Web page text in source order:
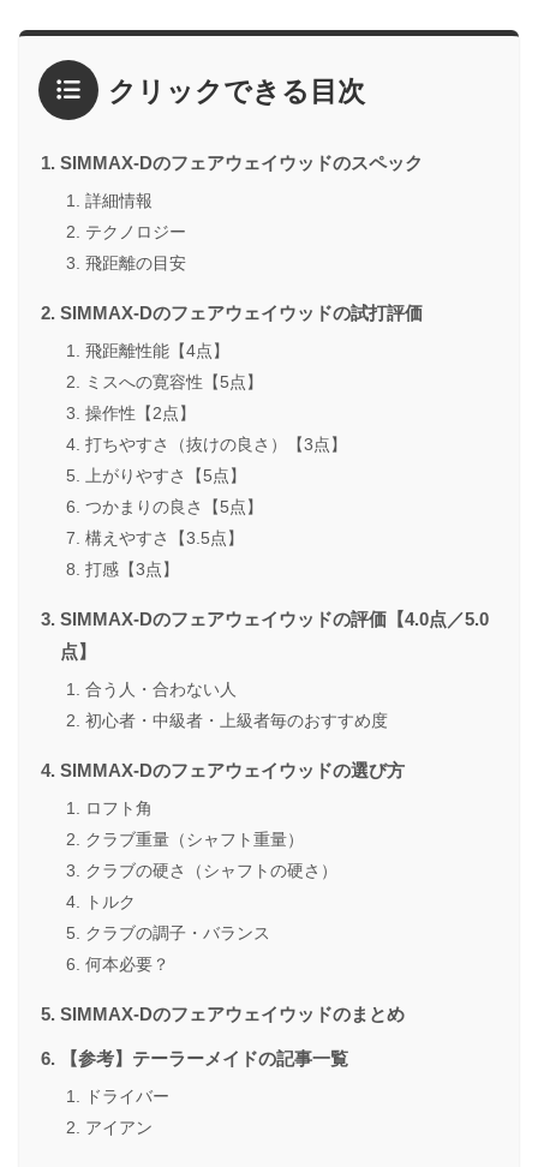
クリックできる目次
SIMMAX-Dのフェアウェイウッドのスペック
詳細情報
テクノロジー
飛距離の目安
SIMMAX-Dのフェアウェイウッドの試打評価
飛距離性能【4点】
ミスへの寛容性【5点】
操作性【2点】
打ちやすさ（抜けの良さ）【3点】
上がりやすさ【5点】
つかまりの良さ【5点】
構えやすさ【3.5点】
打感【3点】
SIMMAX-Dのフェアウェイウッドの評価【4.0点／5.0
点】
合う人・合わない人
初心者・中級者・上級者毎のおすすめ度
SIMMAX-Dのフェアウェイウッドの選び方
ロフト角
クラブ重量（シャフト重量）
クラブの硬さ（シャフトの硬さ）
トルク
クラブの調子・バランス
何本必要？
SIMMAX-Dのフェアウェイウッドのまとめ
【参考】テーラーメイドの記事一覧
ドライバー
アイアン